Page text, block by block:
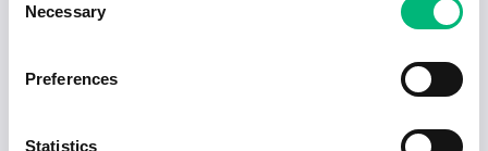
Selection
Necessary
Preferences
Statistics
2027-01-02